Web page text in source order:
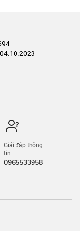
Giải đáp thông
tin
0965533958